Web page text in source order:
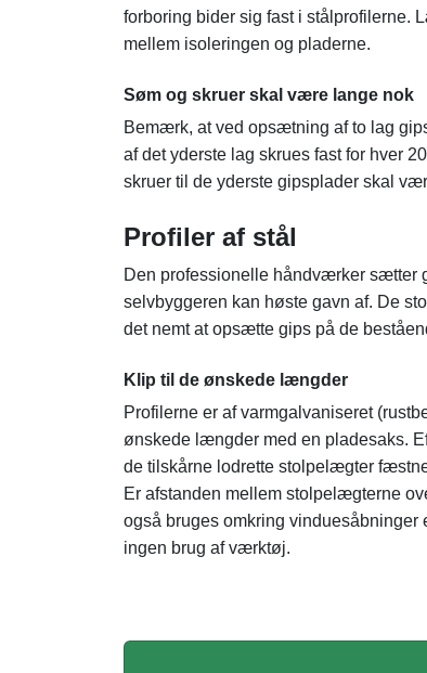
forboring bider sig fast i stålprofilerne.
mellem isoleringen og pladerne.
Søm og skruer skal være lange nok
Bemærk, at ved opsætning af to lag
af det yderste lag skrues fast for hver
skruer til de yderste gipsplader skal
Profiler af stål
Den professionelle håndværker sætter
selvbyggeren kan høste gavn af. De
det nemt at opsætte gips på de
Klip til de ønskede længder
Profilerne er af varmgalvaniseret
ønskede længder med en pladesaks.
de tilskårne lodrette stolpelægter
Er afstanden mellem stolpelægterne
også bruges omkring
ingen brug af værktøj.